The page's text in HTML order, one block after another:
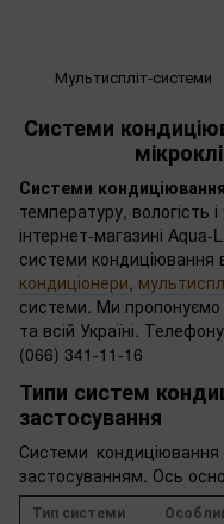
Системи
Системи кондиціювання
температуру, вологість
інтернет-магазині Aqua-
системи кондиціювання
кондиціонери,
системи. Ми пропонуємо
та всій Україні.
(066) 341-11-16
Типи систем
застосування
Системи
застосуванням. Ось
Тип системи
Мультиспліт-системи